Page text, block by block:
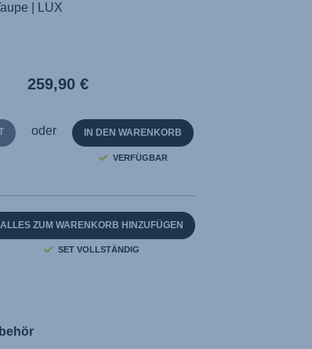
| LUX
259,90 €
IN DEN WARENKORB
VERFÜGBAR
oder
ALLES ZUM WARENKORB HINZUFÜGEN
SET VOLLSTÄNDIG